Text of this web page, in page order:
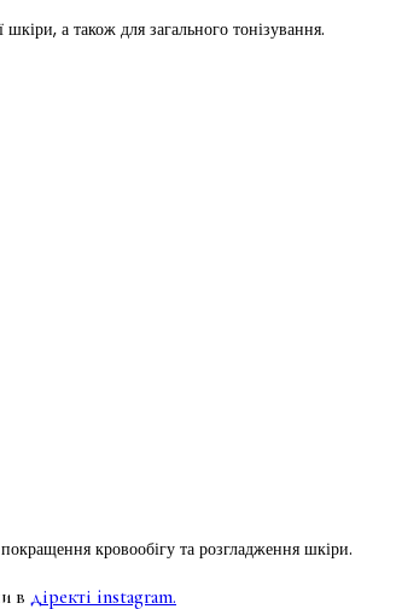
а також для загального тонізування.
кровообігу та розгладження шкіри.
в діректі instagram.